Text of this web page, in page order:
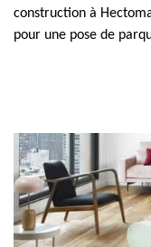
construction à
pour une pose de